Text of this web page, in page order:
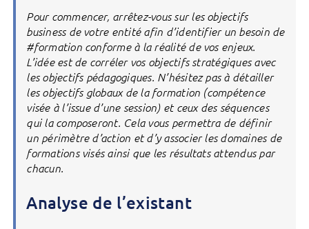
Pour commencer, arrêtez-vous sur les objectifs
business de votre entité afin d’identifier un besoin de
#formation conforme à la réalité de vos enjeux.
L’idée est de corréler vos objectifs stratégiques avec
les objectifs pédagogiques. N’hésitez pas à détailler
les objectifs globaux de la formation (compétence
visée à l’issue d’une session) et ceux des séquences
qui la composeront. Cela vous permettra de définir
un périmètre d’action et d’y associer les domaines de
formations visés ainsi que les résultats attendus par
chacun.
Analyse de l’existant